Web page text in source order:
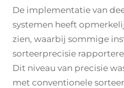
De implementatie van
systemen heeft
zien, waarbij sommige
sorteerprecisie
Dit niveau van precisie
met conventionele